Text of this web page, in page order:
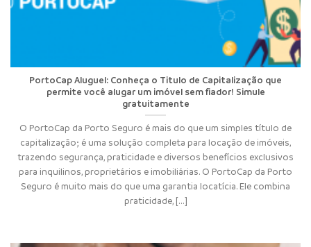
PortoCap Aluguel: Conheça o Titulo de Capitalização que
permite você alugar um imóvel sem fiador! Simule
gratuitamente
O PortoCap da Porto Seguro é mais do que um simples título de
capitalização; é uma solução completa para locação de imóveis,
trazendo segurança, praticidade e diversos benefícios exclusivos
para inquilinos, proprietários e imobiliárias. O PortoCap da Porto
Seguro é muito mais do que uma garantia locatícia. Ele combina
praticidade, [...]